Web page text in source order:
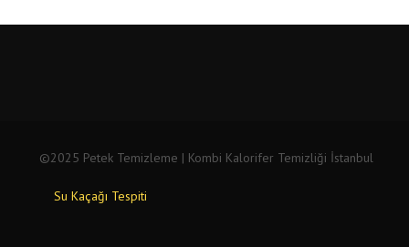
©2025 Petek Temizleme | Kombi Kalorifer Temizliği İstanbul
Su Kaçağı Tespiti